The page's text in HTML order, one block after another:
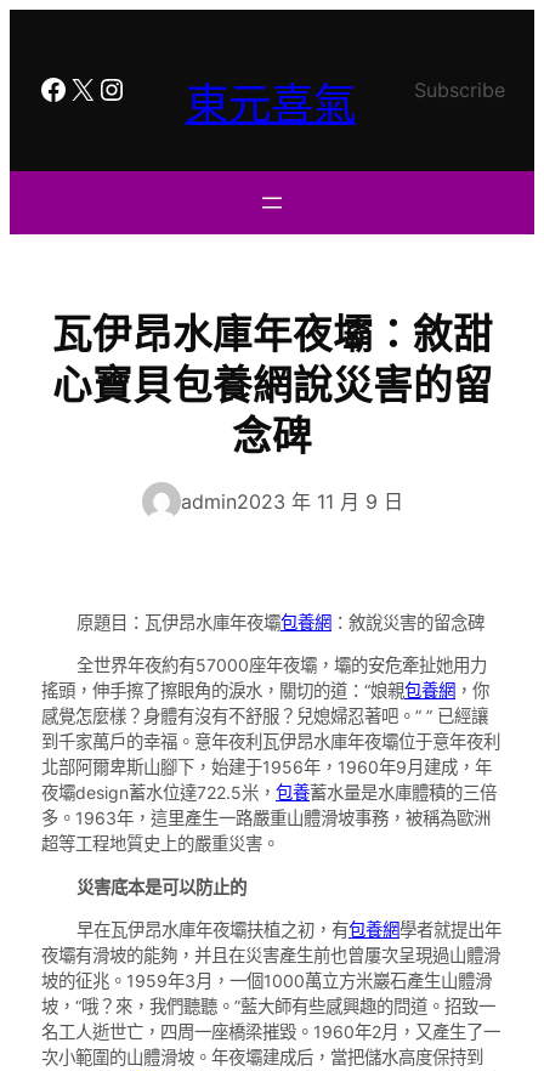
容
Facebook
X Instagram東元喜氣 Subscribe
瓦伊昂水庫年夜壩：敘甜
心寶貝包養網說災害的留
念碑
admin2023 年 11 月 9 日
原題目：瓦伊昂水庫年夜壩包養網 ：敘說災害的留念碑
全世界年夜約有57000座年夜壩，壩的安危牽扯她用力
搖頭，伸手擦了擦眼角的淚水，關切的道：“娘親包養網 ，你
感覺怎麼樣？身體有沒有不舒服？兒媳婦忍著吧。” ” 已經讓
到千家萬戶的幸福。意年夜利瓦伊昂水庫年夜壩位于意年夜利
北部阿爾卑斯山腳下，始建于1956年，1960年9月建成，年
夜壩design蓄水位達722.5米， 包養蓄水量是水庫體積的三倍
多。1963年，這里產生一路嚴重山體滑坡事務，被稱為歐洲
超等工程地質史上的嚴重災害。
災害底本是可以防止的
早在瓦伊昂水庫年夜壩扶植之初，有包養網學者就提出年
夜壩有滑坡的能夠，并且在災害產生前也曾屢次呈現過山體滑
坡的征兆。1959年3月，一個1000萬立方米巖石產生山體滑
坡，“哦？來，我們聽聽。”藍大師有些感興趣的問道。招致一
名工人逝世亡，四周一座橋梁摧毀。1960年2月，又產生了一
次小範圍的山體滑坡。年夜壩建成后，當把儲水高度保持到